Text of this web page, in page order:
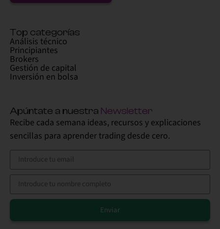
Top categorías
Análisis técnico
Principiantes
Brokers
Gestión de capital
Inversión en bolsa
Apúntate a nuestra Newsletter
Recibe cada semana ideas, recursos y explicaciones
sencillas para aprender trading desde cero.
Enviar